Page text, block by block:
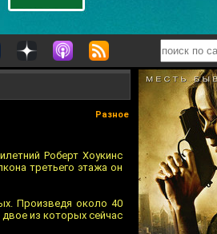
Разное
Роберт Хоукинс
третьего этажа он
Произведя около 40
из которых сейчас